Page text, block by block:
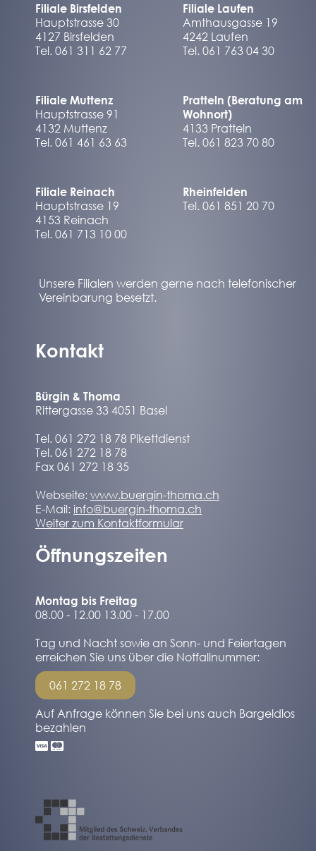
Filiale Birsfelden
Hauptstrasse 30
4127 Birsfelden
Tel. 061 311 62 77
Filiale Laufen
Amthausgasse 19
4242 Laufen
Tel. 061 763 04 30
Filiale Muttenz
Hauptstrasse 91
4132 Muttenz
Tel. 061 461 63 63
Pratteln (Beratung am
Wohnort)
4133 Pratteln
Tel. 061 823 70 80
Filiale Reinach
Hauptstrasse 19
4153 Reinach
Tel. 061 713 10 00
Rheinfelden
Tel. 061 851 20 70
Unsere Filialen werden gerne nach telefonischer
Vereinbarung besetzt.
Kontakt
Bürgin & Thoma
Rittergasse 33 4051 Basel
Tel. 061 272 18 78 Pikettdienst
Tel. 061 272 18 78
Fax 061 272 18 35
Webseite: www.buergin-thoma.ch
E-Mail: info@buergin-thoma.ch
Weiter zum Kontaktformular
Öffnungszeiten
Montag bis Freitag
08.00 - 12.00 13.00 - 17.00
Tag und Nacht sowie an Sonn- und Feiertagen
erreichen Sie uns über die Notfallnummer:
061 272 18 78
Auf Anfrage können Sie bei uns auch Bargeldlos
bezahlen